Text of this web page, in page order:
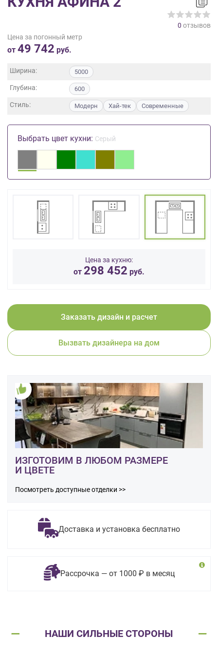
0 отзывов
Цена за погонный метр
от 49 742 руб.
Ширина: 5000
Глубина: 600
Стиль: Модерн Хай-тек Современные
Выбрать цвет кухни: Серый
Цена за кухню:
от 298 452 руб.
Заказать дизайн и расчет
Вызвать дизайнера на дом
ИЗГОТОВИМ В ЛЮБОМ РАЗМЕРЕ
И ЦВЕТЕ
Посмотреть доступные отделки >>
Доставка и установка бесплатно
Рассрочка — от 1000 ₽ в месяц
НАШИ СИЛЬНЫЕ СТОРОНЫ
данных ,
Согласие
обработку
данных
порядке
условиях
персональных